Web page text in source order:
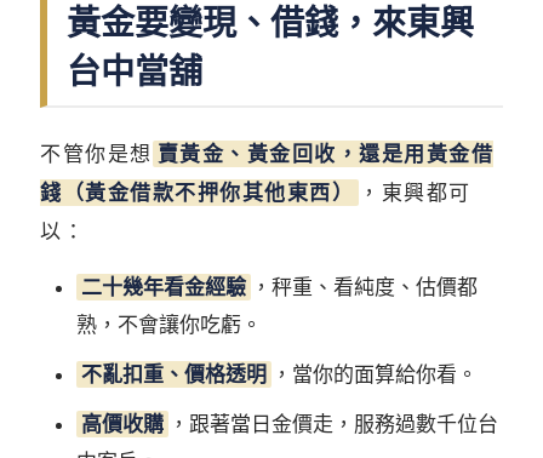
黃金要變現、借錢，來東興
台中當舖
不管你是想 賣黃金、黃金回收，還是用黃金借
錢（黃金借款不押你其他東西）
，東興都可
以：
二十幾年看金經驗 ，秤重、看純度、估價都
熟，不會讓你吃虧。
不亂扣重、價格透明 ，當你的面算給你看。
高價收購 ，跟著當日金價走，服務過數千位台